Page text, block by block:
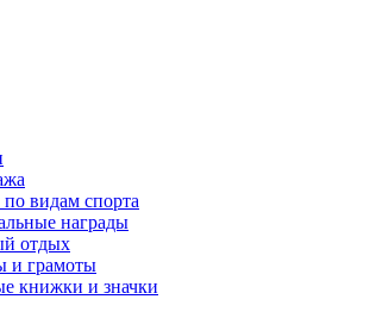
видам спорта
награды
отдых
и грамоты
книжки и значки